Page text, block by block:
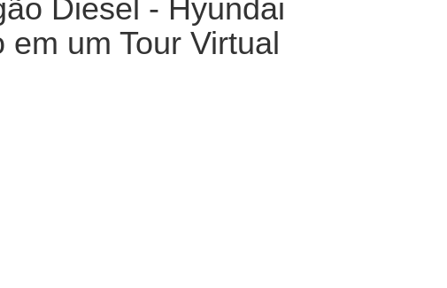
Diesel - Hyundai
um Tour Virtual